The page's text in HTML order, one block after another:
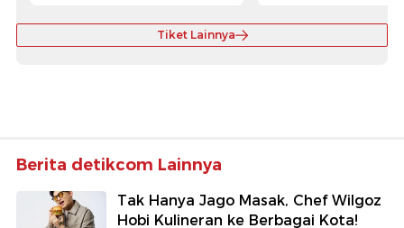
Tiket Lainnya
Berita detikcom Lainnya
Tak Hanya Jago Masak, Chef Wilgoz
Hobi Kulineran ke Berbagai Kota!